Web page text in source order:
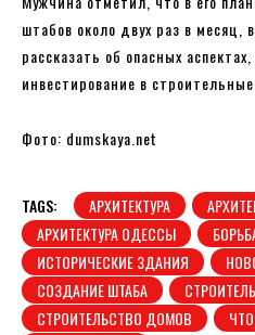
штабов около двух раз в месяц,
рассказать об опасных
инвестирование в
Фото: dumskaya.net
TAGS: АРХИТЕКТУРА
АРХИТЕКТУРА ОДЕССЫ
ИСТОРИЧЕСКИЕ ЗДАНИЯ
СОЗДАНИЕ ШТАБА
СТРОИТЕЛЬСТВО ДОМОВ